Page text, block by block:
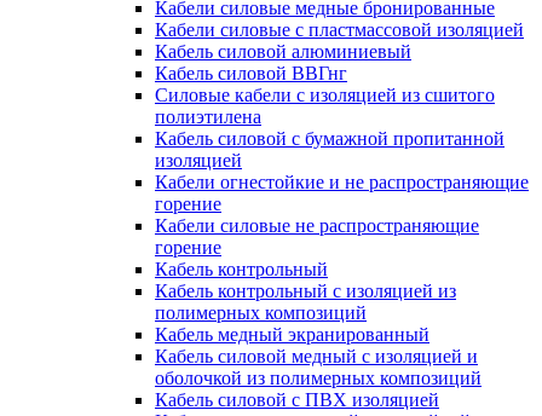
Кабели силовые медные бронированные
Кабели силовые с пластмассовой изоляцией
Кабель силовой алюминиевый
Кабель силовой ВВГнг
Силовые кабели с изоляцией из сшитого
полиэтилена
Кабель силовой с бумажной пропитанной
изоляцией
Кабели огнестойкие и не распространяющие
горение
Кабели силовые не распространяющие
горение
Кабель контрольный
Кабель контрольный с изоляцией из
полимерных композиций
Кабель медный экранированный
Кабель силовой медный с изоляцией и
оболочкой из полимерных композиций
Кабель силовой с ПВХ изоляцией